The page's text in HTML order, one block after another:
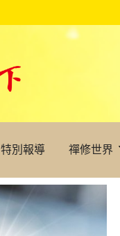
特別報導 禪修世界